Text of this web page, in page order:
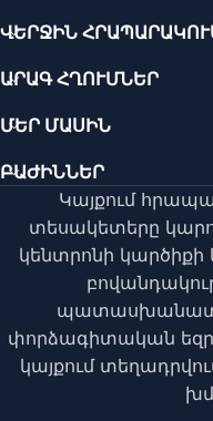
ՎԵՐՋԻՆ
ԱՐԱԳ ՀՂՈՒՄՆԵՐ
ՄԵՐ ՄԱՍԻՆ
ԲԱԺԻՆՆԵՐ
Կայքում
տեսակետերը կարող
կենտրոնի
փորձագիտական
կայքում